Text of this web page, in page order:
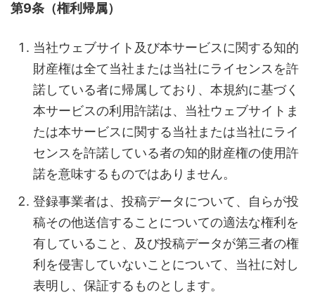
第9条（権利帰属）
当社ウェブサイト及び本サービスに関する知的
財産権は全て当社または当社にライセンスを許
諾している者に帰属しており、本規約に基づく
本サービスの利用許諾は、当社ウェブサイトま
たは本サービスに関する当社または当社にライ
センスを許諾している者の知的財産権の使用許
諾を意味するものではありません。
登録事業者は、投稿データについて、自らが投
稿その他送信することについての適法な権利を
有していること、及び投稿データが第三者の権
利を侵害していないことについて、当社に対し
表明し、保証するものとします。